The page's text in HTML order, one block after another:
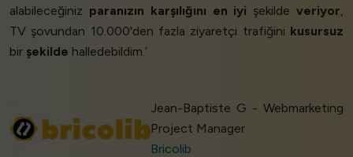
alabileceğiniz paranızın karşılığını en iyi şekildeveriyor
TV şovundan 10.000'den fazla ziyaretçi trafiğini kusursuz
bir şekilde halledebildim.’
Jean-Baptiste G - Webmarketing
Project Manager
Bricolib